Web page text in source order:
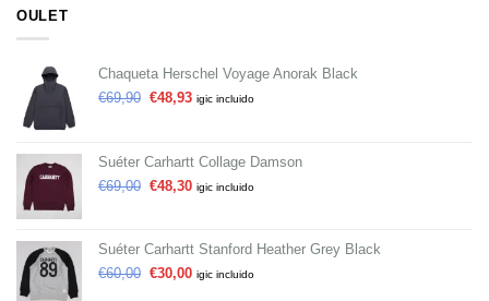
OULET
Chaqueta Herschel Voyage Anorak Black
€69,90 €48,93 igic incluido
Suéter Carhartt Collage Damson
€69,00 €48,30 igic incluido
Suéter Carhartt Stanford Heather Grey Black
€60,00 €30,00 igic incluido